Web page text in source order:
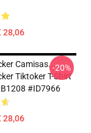
28,06
Camisas...
Tiktoker T-Shirt
#ID7966
28,06
-20%